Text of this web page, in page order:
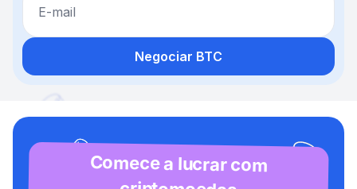
E-mail
Negociar BTC
Comece a lucrar com